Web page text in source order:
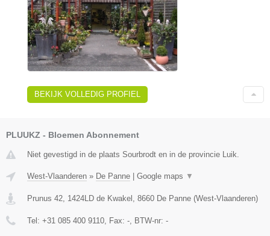
BEKIJK VOLLEDIG PROFIEL
PLUUKZ - Bloemen Abonnement
Niet gevestigd in de plaats Sourbrodt en in de provincie Luik.
West-Vlaanderen » De Panne Google maps ▼
Prunus 42, 1424LD de Kwakel , 8660 De Panne (West-Vlaanderen)
Tel: +31 085 400 9110, Fax: -, BTW-nr: -